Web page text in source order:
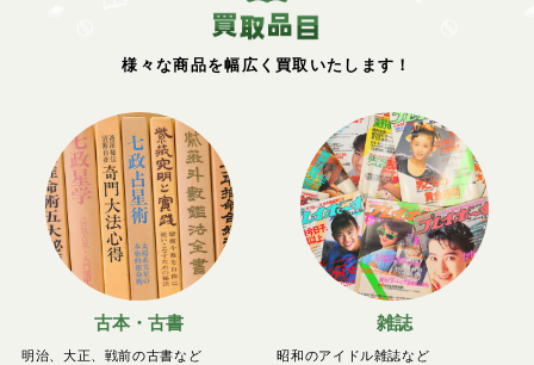
様々な商品を幅広く買取いたします！
古本・古書
明治、大正、戦前の古書など
雑誌
昭和のアイドル雑誌など